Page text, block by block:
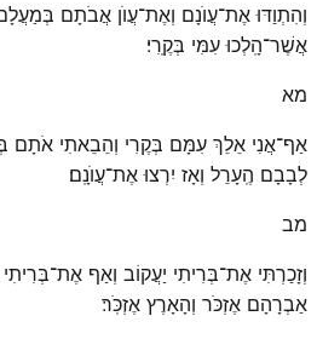
וְהִתְוַדּוּ אֶת־עֲוֺנָם וְאֶת־עֲוֺן אֲבֹתָם
אֲשֶׁר־הָֽלְכוּ עִמִּי בְּקֶֽרִי׃
מא
אַף־אֲנִי אֵלֵךְ עִמָּם בְּקֶרִי וְהֵבֵאתִי אֹתָם
לְבָבָם הֶֽעָרֵל וְאָז יִרְצוּ אֶת־עֲוֺנָֽם׃
מב
וְזָכַרְתִּי אֶת־בְּרִיתִי יַעֲקוֹב וְאַף
אַבְרָהָם אֶזְכֹּר וְהָאָרֶץ אֶזְכֹּֽר׃